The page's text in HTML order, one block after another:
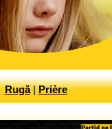
Rugă|Prière